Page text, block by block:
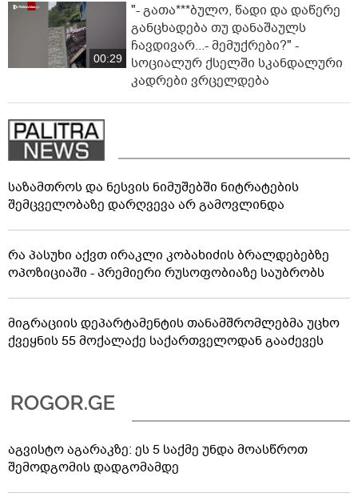
00:29
"- გათა***ბულო, წადი და დაწერე
განცხადება თუ დანაშაულს
ჩავდივარ...- მემუქრები?" -
სოციალურ ქსელში სკანდალური
კადრები ვრცელდება
საზამთროს და ნესვის ნიმუშებში ნიტრატების
შემცველობაზე დარღვევა არ გამოვლინდა
რა პასუხი აქვთ ირაკლი კობახიძის ბრალდებებზე
ოპოზიციაში - პრემიერი რუსოფობიაზე საუბრობს
მიგრაციის დეპარტამენტის თანამშრომლებმა უცხო
ქვეყნის 55 მოქალაქე საქართველოდან გააძევეს
აგვისტო აგარაკზე: ეს 5 საქმე უნდა მოასწროთ
შემოდგომის დადგომამდე